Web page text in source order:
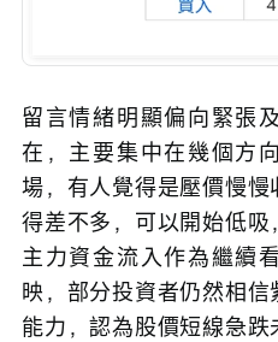
留言情緒明顯偏向緊張
在，主要集中在幾個方
場，有人覺得是壓價慢
得差不多，可以開始低
主力資金流入作為繼續
映，部分投資者仍然相
能力，認為股價短線急跌